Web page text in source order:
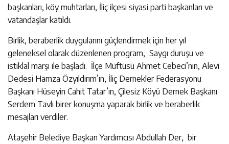
başkanları, köy muhtarları, İliç ilçesi siyasi parti başkanları ve
vatandaşlar katıldı.
Birlik, beraberlik duygularını güçlendirmek için her yıl
geleneksel olarak düzenlenen program, Saygı duruşu ve
istiklal marşı ile başladı. İlçe Müftüsü Ahmet Cebeci’nin, Alevi
Dedesi Hamza Özyıldırım’ın, İliç Dernekler Federasyonu
Başkanı Hüseyin Cahit Tatar’ın, Çilesiz Köyü Dernek Başkanı
Serdem Tavlı birer konuşma yaparak birlik ve beraberlik
mesajları verdiler.
Ataşehir Belediye Başkan Yardımcısı Abdullah Der, bir